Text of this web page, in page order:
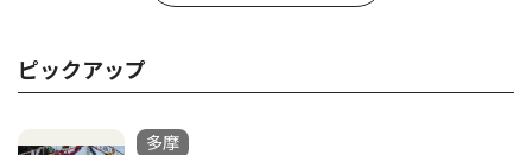
ピックアップ
多摩